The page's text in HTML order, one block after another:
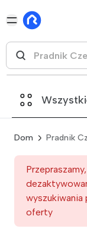
Dom Pradnik
wyszukiwania
oferty